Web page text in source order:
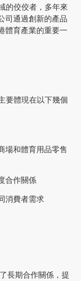
的佼佼者，多年來
司通過創新的產品
體育產業的重要一
要體現在以下幾個
場和體育用品零售
合作關係
消費者需求
長期合作關係，提